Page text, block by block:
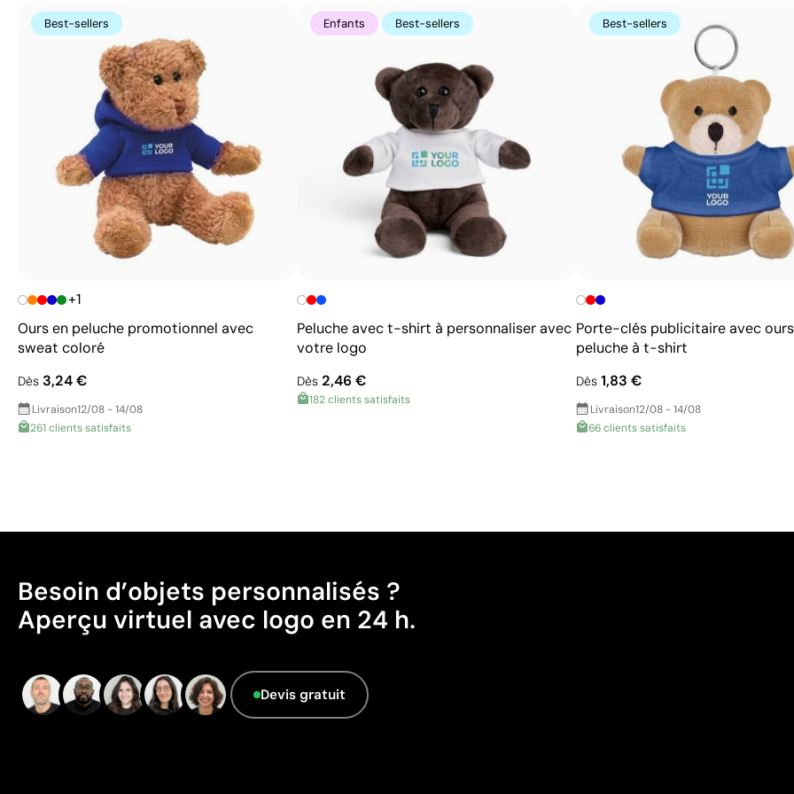
Avantages
Possibilité d’impression avec couleurs Pantone®
Excellent rapport qualité-prix pour les grandes
séries
Idéale pour logos simples sans détails fins
Best-sellers
+1
Ours en peluche promotionnel avec
sweat coloré
Dès 3,24 €
Livraison12/08 - 14/08
261 clients satisfaits
Enfants Best-sellers
Peluche avec t-shirt à personnaliser avec
votre logo
Dès2,46 €
182 clients satisfaits
Best-sellers
Porte-clés publicitaire avec
peluche à t-shirt
Dès1,83 €
Livraison12/08 - 14/08
66 clients satisfaits
Besoin d’objets personnalisés ?
Aperçu virtuel avec logo en 24 h.
Devis gratuit